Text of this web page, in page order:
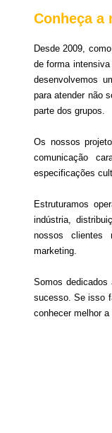
Conheça a
Desde 2009,
de forma
desenvolvemos
para atender não
parte dos grupos.
Os nossos
comunicação
especificações
Estruturamos
indústria,
nossos clientes
marketing.
Somos
sucesso. Se isso
conhecer melhor